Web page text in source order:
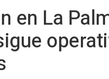
en La